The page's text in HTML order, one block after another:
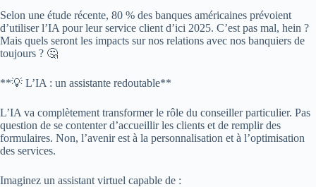
Selon une étude récente, 80 % des banques américaines prévoient
d’utiliser l’IA pour leur service client d’ici 2025. C’est pas mal, hein ?
Mais quels seront les impacts sur nos relations avec nos banquiers de
toujours ? 🤔
**💡 L’IA : un assistante redoutable**
L’IA va complètement transformer le rôle du conseiller particulier. Pas
question de se contenter d’accueillir les clients et de remplir des
formulaires. Non, l’avenir est à la personnalisation et à l’optimisation
des services.
Imaginez un assistant virtuel capable de :